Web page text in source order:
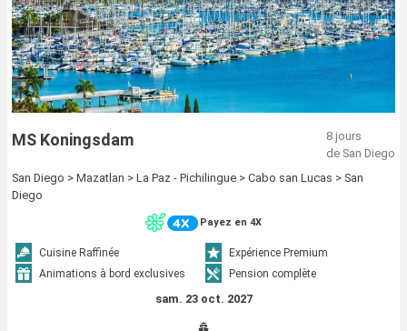
MS Koningsdam
8 jours
de San Diego
San Diego > Mazatlan > La Paz - Pichilingue > Cabo san Lucas > San
Diego
Payez en 4X
Cuisine Raffinée
Expérience Premium
Animations à bord exclusives
Pension complète
sam. 23 oct. 2027